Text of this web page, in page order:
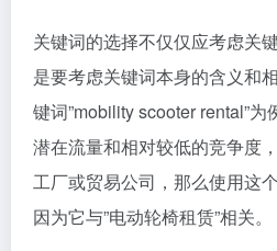
词有27263个，这些关键词的
每月自然搜索流量。
关键词的选择不仅仅应考虑关
是要考虑关键词本身的含义和
键词”mobility scooter rental”为